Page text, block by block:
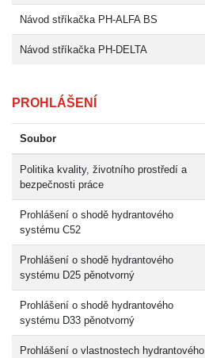
Návod stříkačka PH-ALFA BS
Návod stříkačka PH-DELTA
PROHLÁŠENÍ
Soubor
Politika kvality, životního prostředí a
bezpečnosti práce
Prohlášení o shodě hydrantového
systému C52
Prohlášení o shodě hydrantového
systému D25 pěnotvorný
Prohlášení o shodě hydrantového
systému D33 pěnotvorný
Prohlášení o vlastnostech hydrantového